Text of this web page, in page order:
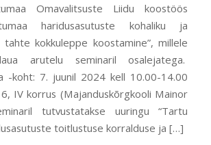
Omavalitsuste Liidu koostöös
haridusasutuste kohaliku ja
kokkuleppe koostamine”, millele
arutelu seminaril osalejatega.
-koht: 7. juunil 2024 kell 10.00-14.00
IV korrus (Majanduskõrgkooli Mainor
tutvustatakse uuringu “Tartu
toitlustuse korralduse ja […]